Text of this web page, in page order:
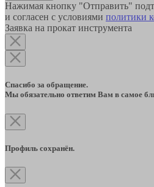
Нажимая кнопку "Отправить"
и согласен с условиями политики
Заявка на прокат инструмента
Спасибо за обращение.
Мы обязательно ответим Вам в самое
Профиль сохранён.